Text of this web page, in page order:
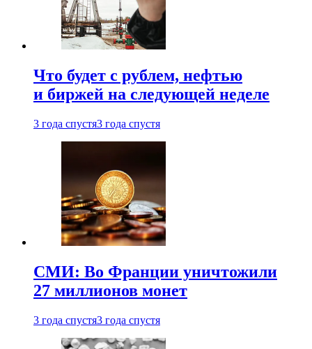
Что будет с рублем, нефтью
и биржей на следующей неделе
3 года спустя3 года спустя
СМИ: Во Франции уничтожили
27 миллионов монет
3 года спустя3 года спустя